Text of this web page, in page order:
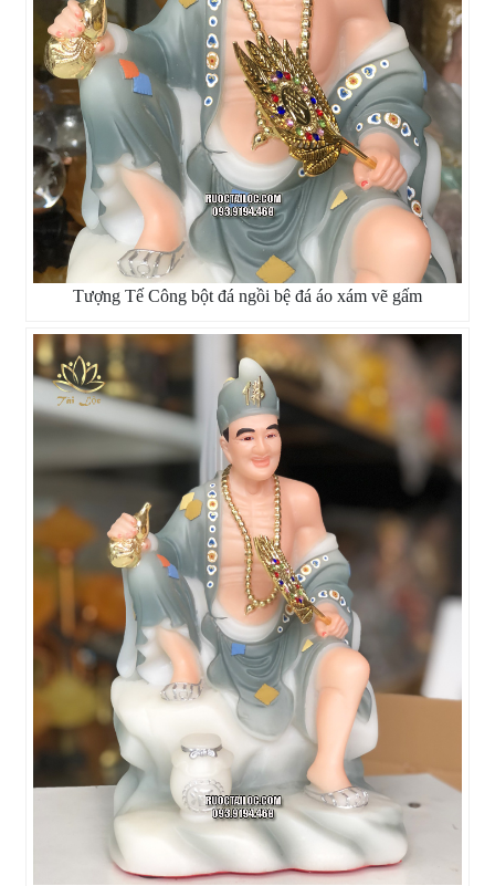
Tượng Tế Công bột đá ngồi bệ đá áo xám vẽ gấm